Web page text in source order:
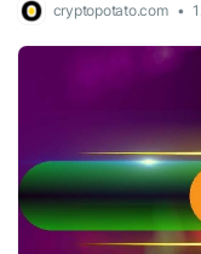
cryptopotato.com